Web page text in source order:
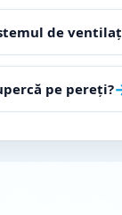
de
pe pereți?